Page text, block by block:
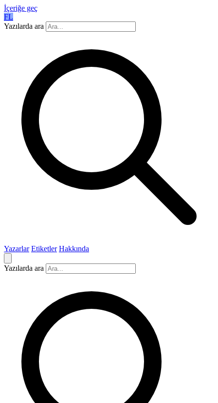
İçeriğe geç
FL
Yazılarda ara
Yazarlar Etiketler Hakkında
Yazılarda ara